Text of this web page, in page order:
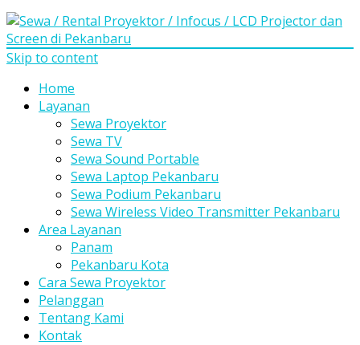
Skip to content
Home
Layanan
Sewa Proyektor
Sewa TV
Sewa Sound Portable
Sewa Laptop Pekanbaru
Sewa Podium Pekanbaru
Sewa Wireless Video Transmitter Pekanbaru
Area Layanan
Panam
Pekanbaru Kota
Cara Sewa Proyektor
Pelanggan
Tentang Kami
Kontak